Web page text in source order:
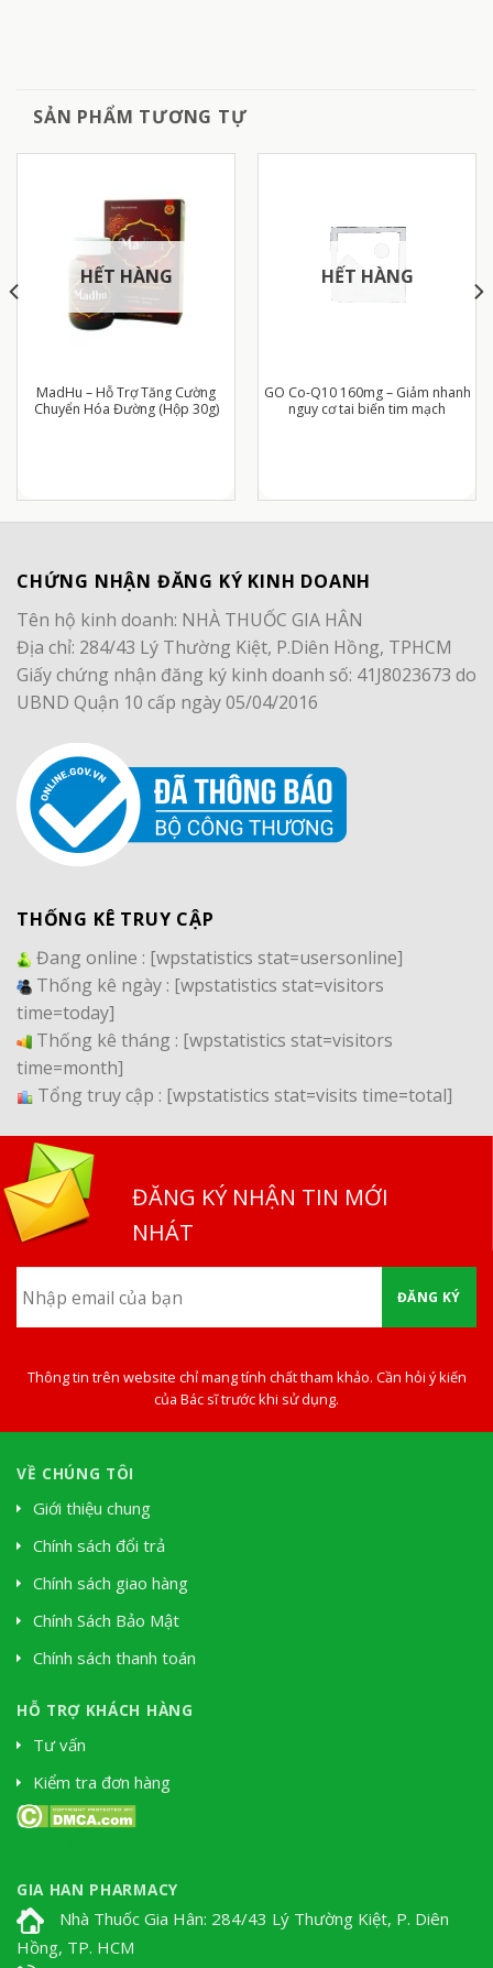
SẢN PHẨM TƯƠNG TỰ
HẾT HÀNG
MadHu – Hỗ Trợ Tăng Cường
Chuyển Hóa Đường (Hộp 30g)
HẾT HÀNG
GO Co-Q10 160mg – Giảm nhanh
nguy cơ tai biến tim mạch
CHỨNG NHẬN ĐĂNG KÝ KINH DOANH
Tên hộ kinh doanh: NHÀ THUỐC GIA HÂN
Địa chỉ: 284/43 Lý Thường Kiệt, P.Diên Hồng, TPHCM
Giấy chứng nhận đăng ký kinh doanh số: 41J8023673 do
UBND Quận 10 cấp ngày 05/04/2016
THỐNG KÊ TRUY CẬP
Đang online : [wpstatistics stat=usersonline]
Thống kê ngày : [wpstatistics stat=visitors
time=today]
Thống kê tháng : [wpstatistics stat=visitors
time=month]
Tổng truy cập : [wpstatistics stat=visits time=total]
ĐĂNG KÝ NHẬN TIN MỚI
NHÁT
ĐĂNG KÝ
Thông tin trên website chỉ mang tính chất tham khảo. Cần hỏi ý kiến
của Bác sĩ trước khi sử dụng.
VỀ CHÚNG TÔI
Giới thiệu chung
Chính sách đổi trả
Chính sách giao hàng
Chính Sách Bảo Mật
Chính sách thanh toán
HỖ TRỢ KHÁCH HÀNG
Tư vấn
Kiểm tra đơn hàng
GIA HAN PHARMACY
Nhà Thuốc Gia Hân: 284/43 Lý Thường Kiệt, P. Diên
Hồng, TP. HCM